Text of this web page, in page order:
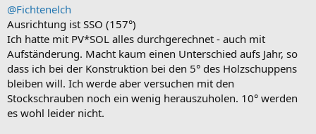
@Fichtenelch
Ausrichtung ist SSO (157°)
Ich hatte mit PV*SOL alles durchgerechnet - auch mit
Aufständerung. Macht kaum einen Unterschied aufs Jahr, so
dass ich bei der Konstruktion bei den 5° des Holzschuppens
bleiben will. Ich werde aber versuchen mit den
Stockschrauben noch ein wenig herauszuholen. 10° werden
es wohl leider nicht.